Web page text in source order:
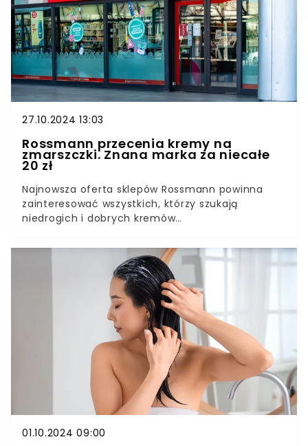
27.10.2024 13:03
Rossmann przecenia kremy na
zmarszczki. Znana marka za niecałe
20 zł
Najnowsza oferta sklepów Rossmann powinna
zainteresować wszystkich, którzy szukają
niedrogich i dobrych kremów
przecenione kremy renomowanej marki. Można
kupić je ponad 10 zł taniej niż zwykle. Warto
uzupełnić zapasy.
01.10.2024 09:00